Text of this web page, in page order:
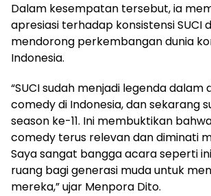
Dalam kesempatan tersebut, ia
apresiasi terhadap konsistensi SUCI
mendorong perkembangan dunia
Indonesia.
“SUCI sudah menjadi legenda
comedy di Indonesia, dan sekarang
season ke-11. Ini membuktikan
comedy terus relevan dan diminati
Saya sangat bangga acara seperti
ruang bagi generasi muda untuk
mereka,” ujar Menpora Dito.